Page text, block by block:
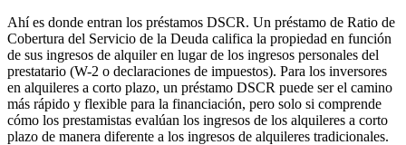
Ahí es donde entran los préstamos DSCR. Un préstamo de Ratio de
Cobertura del Servicio de la Deuda califica la propiedad en función
de sus ingresos de alquiler en lugar de los ingresos personales del
prestatario (W-2 o declaraciones de impuestos). Para los inversores
en alquileres a corto plazo, un préstamo DSCR puede ser el camino
más rápido y flexible para la financiación, pero solo si comprende
cómo los prestamistas evalúan los ingresos de los alquileres a corto
plazo de manera diferente a los ingresos de alquileres tradicionales.